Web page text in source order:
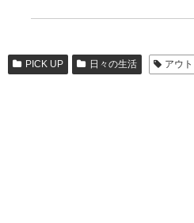
PICK UP 日々の生活 アウ